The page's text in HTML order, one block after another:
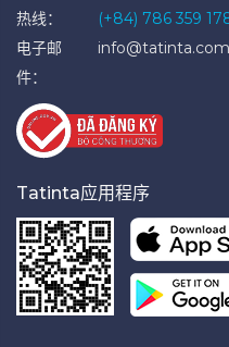
热线：
(+84) 786 359
电子邮
件：
info@tatinta.com
Tatinta应用程序